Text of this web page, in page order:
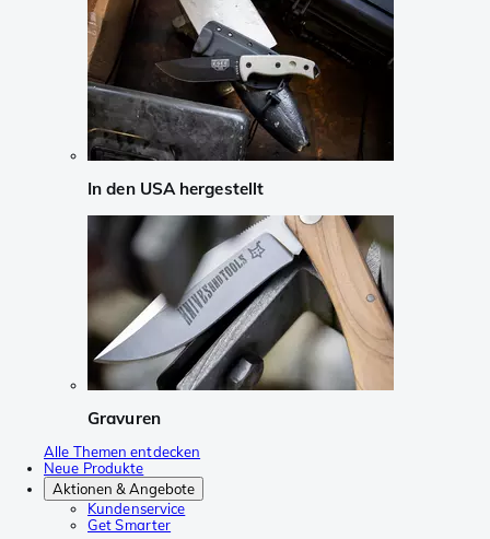
In den USA hergestellt
Gravuren
Alle Themen entdecken
Neue Produkte
Aktionen & Angebote
Kundenservice
Get Smarter